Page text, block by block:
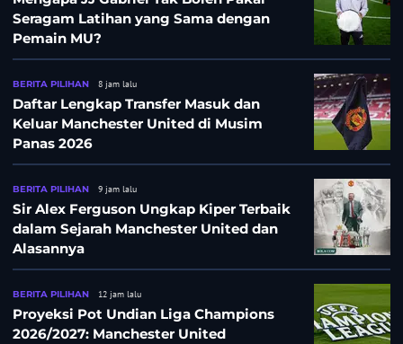
Seragam Latihan yang Sama dengan
Pemain MU?
BERITA PILIHAN 8 jam lalu
Daftar Lengkap Transfer Masuk dan
Keluar Manchester United di Musim
Panas 2026
BERITA PILIHAN 9 jam lalu
Sir Alex Ferguson Ungkap Kiper Terbaik
dalam Sejarah Manchester United dan
Alasannya
BERITA PILIHAN 12 jam lalu
Proyeksi Pot Undian Liga Champions
2026/2027: Manchester United